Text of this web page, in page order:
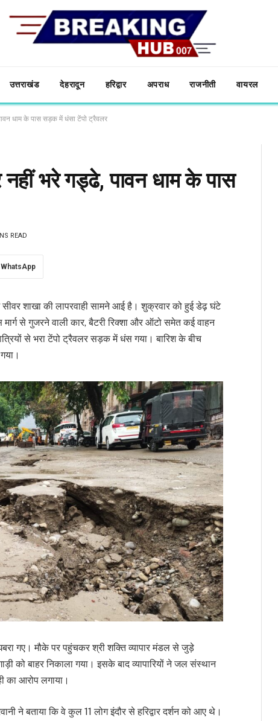
उत्तराखंड देहरादून हरिद्वार अपराध राजनीती वायरल
धाम के पास सड़क में धंसा टेंपो ट्रैवलर
नहीं भरे गड्ढे, पावन धाम के पास
READ
WhatsApp
सीवर शाखा की लापरवाही सामने आई है। शुक्रवार को हुई डेढ़ घंटे
से गुजरने वाली कार, बैटरी रिक्शा और ऑटो समेत कई वाहन
से भरा टेंपो ट्रैवलर सड़क में धंस गया। बारिश के बीच
गए। मौके पर पहुंचकर श्री शक्ति व्यापार मंडल से जुड़े
को बाहर निकाला गया। इसके बाद व्यापारियों ने जल संस्थान
का आरोप लगाया।
ने बताया कि वे कुल 11 लोग इंदौर से हरिद्वार दर्शन को आए थे।